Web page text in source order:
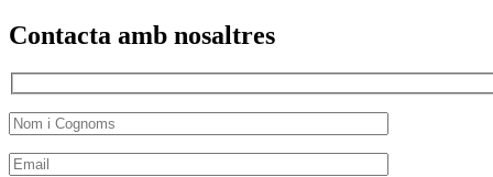
Contacta amb nosaltres